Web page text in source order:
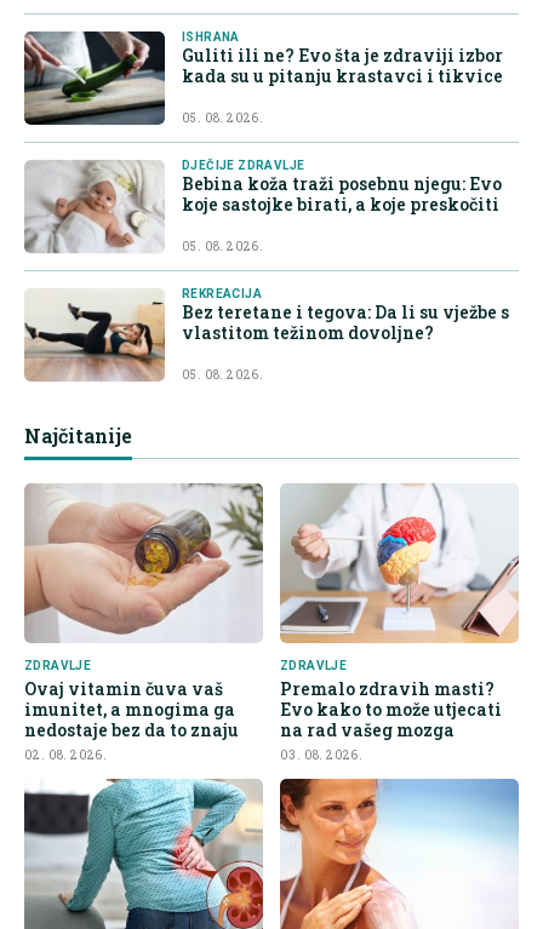
ISHRANA
Guliti ili ne? Evo šta je zdraviji izbor
kada su u pitanju krastavci i tikvice
05. 08. 2026.
DJEČIJE ZDRAVLJE
Bebina koža traži posebnu njegu: Evo
koje sastojke birati, a koje preskočiti
05. 08. 2026.
REKREACIJA
Bez teretane i tegova: Da li su vježbe s
vlastitom težinom dovoljne?
05. 08. 2026.
Najčitanije
ZDRAVLJE
Ovaj vitamin čuva vaš
imunitet, a mnogima ga
nedostaje bez da to znaju
02. 08. 2026.
ZDRAVLJE
Premalo zdravih masti?
Evo kako to može utjecati
na rad vašeg mozga
03. 08. 2026.